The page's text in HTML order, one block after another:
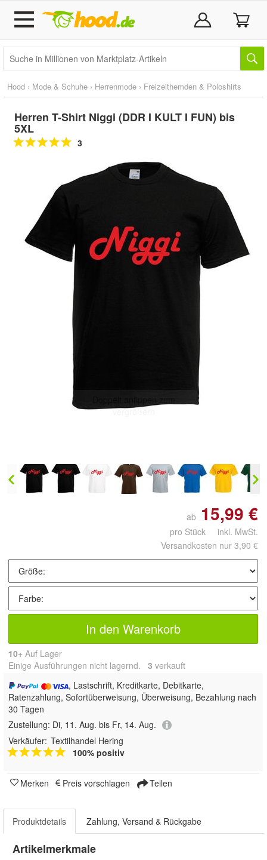
Hood › Mode & Schuhe › Herrenmode › Freizeithemden & Poloshirts
Herren T-Shirt Niggi (DDR I KULT I FUN) bis
5XL
3
vergrößern
ab 15,99 €
pro Stück inkl. MwSt.
Versandkosten nur 3,90 €
In den Warenkorb
10+ Auf Lager
Einige Ausführungen nicht lagernd. 3 verkauft
, Lastschrift, Kreditkarte, Debitkarte,
Ratenzahlung, Sofortüberweisung, Überweisung, Bezahlung nach
30 Tagen
Zustellung: Di, 11. Aug. bis Fr, 14. Aug.
Verkäufer: Textilhandel Hering
100% positiv
Merken Preis vorschlagen Teilen
Produktdetails Zahlung, Versand & Rückgabe
Artikelmerkmale